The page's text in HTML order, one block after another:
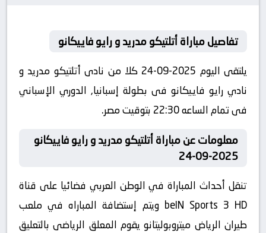
تفاصيل مباراة أتلتيكو مدريد و رايو فاييكانو
يلتقى اليوم 2025-09-24 كلا من نادى أتلتيكو مدريد و
نادي رايو فاييكانو فى بطولة إسبانيا, الدوري الإسباني
فى تمام الساعه 22:30 بتوقيت مصر.
معلومات عن مباراة أتلتيكو مدريد و رايو فاييكانو
2025-09-24
تنقل أحداث المباراة في الوطن العربي فضائيا على قناة
beIN Sports 3 HD ويتم إستضافة المباراه في ملعب
طيران الرياض ميتروبوليتانو يقوم المعلق الرياضى بالتعليق